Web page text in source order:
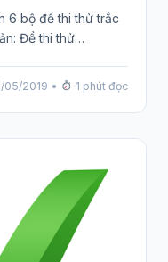
6 bộ đề thi thử trắc
Đề thi thử…
05/2019 • 1 phút đọc